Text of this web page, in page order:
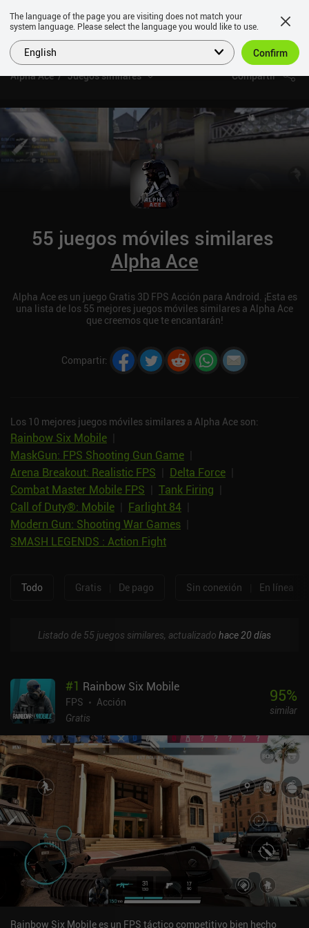
Alpha Ace Juegos similares Compartir
55 juegos móviles similares
Alpha Ace
Alpha Ace es un juego Gratis 3D FPS Acción para Android. ¡Esta es
una lista de los 55 mejores juegos móviles similares a Alpha Ace
que creemos que te encantarán!
Compartir:
Los 10 mejores juegos móviles similares a Alpha Ace son:
Rainbow Six Mobile
MaskGun: FPS Shooting Gun Game
Arena Breakout: Realistic FPS
Delta Force
Combat Master Mobile FPS
Tank Firing
Call of Duty®: Mobile
Farlight 84
Modern Gun: Shooting War Games
SMASH LEGENDS : Action Fight
Todo Gratis De pago Sin conexión En línea
Listado de 55 juegos similares, actualizado hace 20 días
#1 Rainbow Six Mobile
FPS
Acción
Gratis
95%
similar
Rainbow Six Mobile es un FPS táctico competitivo bien hecho
The language of the page you are visiting does not match your
system language. Please select the language you would like to use.
English Confirm